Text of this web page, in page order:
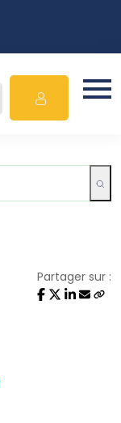
Partager sur :